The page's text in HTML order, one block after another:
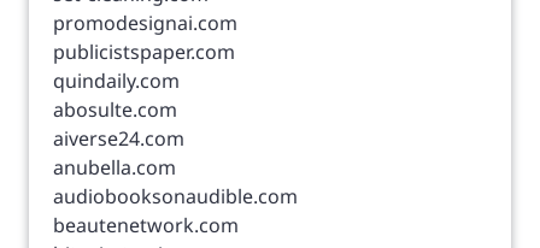
promodesignai.com
publicistspaper.com
quindaily.com
abosulte.com
aiverse24.com
anubella.com
audiobooksonaudible.com
beautenetwork.com